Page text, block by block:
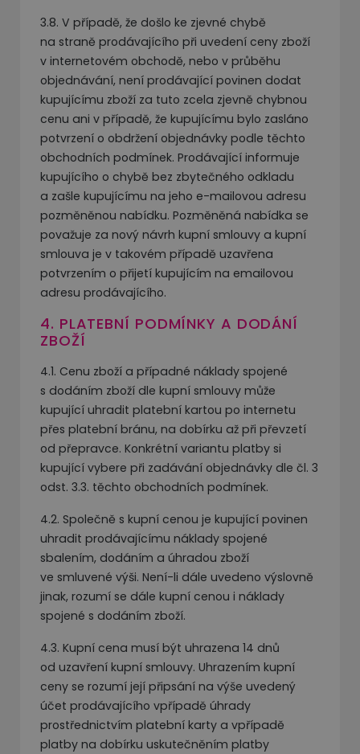
3.8. V případě, že došlo ke zjevné chybě
na straně prodávajícího při uvedení ceny zboží
v internetovém obchodě, nebo v průběhu
objednávání, není prodávající povinen dodat
kupujícímu zboží za tuto zcela zjevně chybnou
cenu ani v případě, že kupujícímu bylo zasláno
potvrzení o obdržení objednávky podle těchto
obchodních podmínek. Prodávající informuje
kupujícího o chybě bez zbytečného odkladu
a zašle kupujícímu na jeho e-mailovou adresu
pozměněnou nabídku. Pozměněná nabídka se
považuje za nový návrh kupní smlouvy a kupní
smlouva je v takovém případě uzavřena
potvrzením o přijetí kupujícím na emailovou
adresu prodávajícího.
4. PLATEBNÍ PODMÍNKY A DODÁNÍ
ZBOŽÍ
4.1. Cenu zboží a případné náklady spojené
s dodáním zboží dle kupní smlouvy může
kupující uhradit platební kartou po internetu
přes platební bránu, na dobírku až při převzetí
od přepravce. Konkrétní variantu platby si
kupující vybere při zadávání objednávky dle čl. 3
odst. 3.3. těchto obchodních podmínek.
4.2. Společně s kupní cenou je kupující povinen
uhradit prodávajícímu náklady spojené
sbalením, dodáním a úhradou zboží
ve smluvené výši. Není-li dále uvedeno výslovně
jinak, rozumí se dále kupní cenou i náklady
spojené s dodáním zboží.
4.3. Kupní cena musí být uhrazena 14 dnů
od uzavření kupní smlouvy. Uhrazením kupní
ceny se rozumí její připsání na výše uvedený
účet prodávajícího vpřípadě úhrady
prostřednictvím platební karty a vpřípadě
platby na dobírku uskutečněním platby